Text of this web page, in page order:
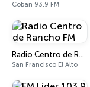
Cobán 93.9 FM
Radio Centro de Rancho FM
San Francisco El Alto